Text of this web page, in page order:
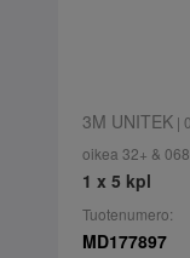
3M UNITEK|
oikea 32+ &
1 x 5 kpl
Tuotenumero:
MD177897